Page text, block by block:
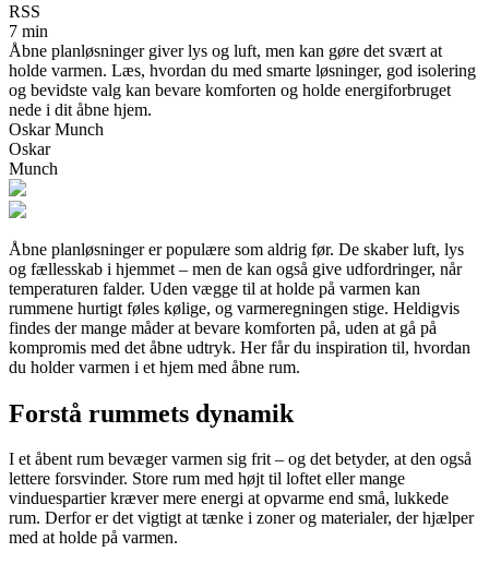
RSS
7 min
Åbne planløsninger giver lys og luft, men kan gøre det svært at
holde varmen. Læs, hvordan du med smarte løsninger, god isolering
og bevidste valg kan bevare komforten og holde energiforbruget
nede i dit åbne hjem.
Oskar Munch
Oskar
Munch
Åbne planløsninger er populære som aldrig før. De skaber luft, lys
og fællesskab i hjemmet – men de kan også give udfordringer, når
temperaturen falder. Uden vægge til at holde på varmen kan
rummene hurtigt føles kølige, og varmeregningen stige. Heldigvis
findes der mange måder at bevare komforten på, uden at gå på
kompromis med det åbne udtryk. Her får du inspiration til, hvordan
du holder varmen i et hjem med åbne rum.
Forstå rummets dynamik
I et åbent rum bevæger varmen sig frit – og det betyder, at den også
lettere forsvinder. Store rum med højt til loftet eller mange
vinduespartier kræver mere energi at opvarme end små, lukkede
rum. Derfor er det vigtigt at tænke i zoner og materialer, der hjælper
med at holde på varmen.